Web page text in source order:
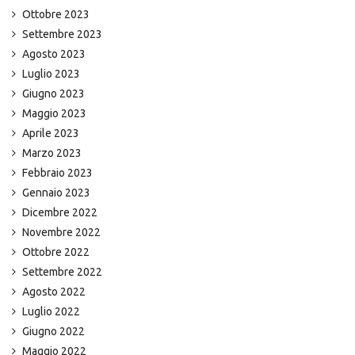
Ottobre 2023
Settembre 2023
Agosto 2023
Luglio 2023
Giugno 2023
Maggio 2023
Aprile 2023
Marzo 2023
Febbraio 2023
Gennaio 2023
Dicembre 2022
Novembre 2022
Ottobre 2022
Settembre 2022
Agosto 2022
Luglio 2022
Giugno 2022
Maggio 2022